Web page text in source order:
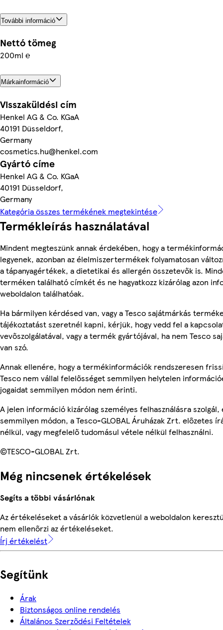
További információ
Nettó tömeg
200ml ℮
Márkainformáció
Visszaküldési cím
Henkel AG & Co. KGaA
40191 Düsseldorf,
Germany
cosmetics.hu@henkel.com
Gyártó címe
Henkel AG & Co. KGaA
40191 Düsseldorf,
Germany
Kategória összes termékének megtekintése
Termékleírás használatával
Mindent megteszünk annak érdekében, hogy a
legyenek, azonban az élelmiszertermékek folyamatosan
a tápanyagértékek, a dietetikai és allergén összetevők is.
terméken található címkét és ne hagyatkozz kizárólag azon
weboldalon találhatóak.
Ha bármilyen kérdésed van, vagy a Tesco sajátmárkás
tájékoztatást szeretnél kapni, kérjük, hogy vedd fel a
vevőszolgálatával, vagy a termék gyártójával, ha nem Tesco
van szó.
Annak ellenére, hogy a termékinformációk rendszeresen
Tesco nem vállal felelősséget semmilyen helytelen
jogaidat semmilyen módon nem érinti.
A jelen információ kizárólag személyes felhasználásra
semmilyen módon, a Tesco-GLOBAL Áruházak Zrt. előzetes
nélkül, vagy megfelelő tudomásul vétele nélkül felhasználni.
©TESCO-GLOBAL Zrt.
Még nincsenek értékelések
Segíts a többi vásárlónak
Az értékeléseket a vásárlók közvetlenül a weboldalon
nem ellenőrzi az értékeléseket.
Írj értékelést
Segítünk
Árak
Biztonságos online rendelés
Általános Szerződési Feltételek